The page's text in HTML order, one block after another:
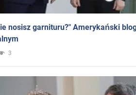
nosisz garnituru?" Amerykański
3